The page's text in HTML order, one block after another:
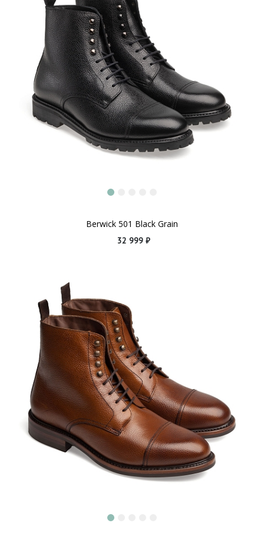
Berwick 501 Black Grain
32 999 ₽